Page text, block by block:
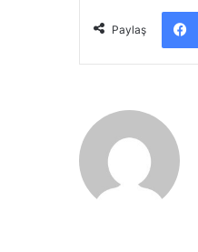
Paylaş
Türk, İlk eActros 600